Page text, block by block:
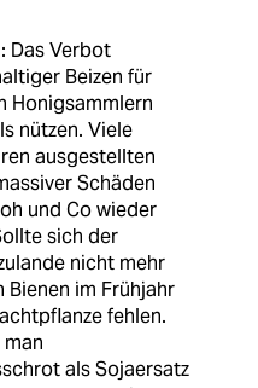
Das Verbot
Beizen für
Honigsammlern
nützen. Viele
ausgestellten
Schäden
und Co wieder
sich der
nicht mehr
Bienen im Frühjahr
fehlen.
als Sojaersatz